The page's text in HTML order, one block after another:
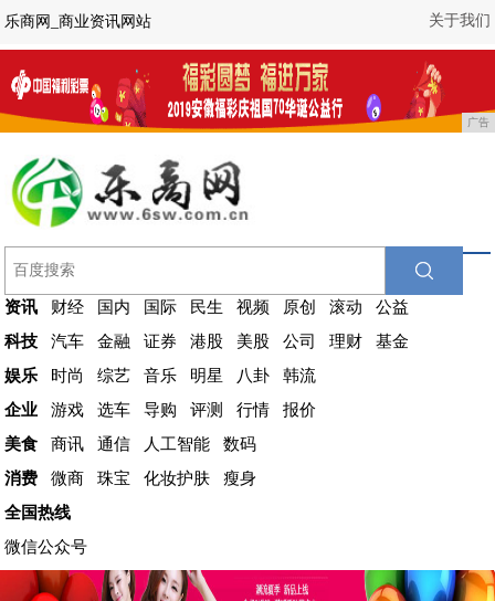
关于我们
乐商网_商业资讯网站
广告
资讯 财经 国内 国际 民生 视频 原创 滚动
公益
科技
汽车 金融 证券 港股 美股 公司 理财
基金
娱乐
时尚 综艺 音乐 明星 八卦
韩流
企业
游戏 选车 导购 评测 行情
报价
美食
商讯 通信 人工智能
数码
消费
微商 珠宝 化妆护肤
瘦身
全国热线
微信公众号